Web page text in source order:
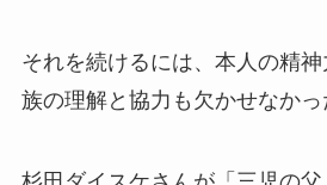
それを続けるには、本人の精
族の理解と協力も欠かせなかっ